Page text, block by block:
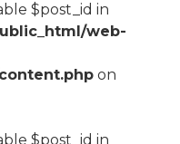
$post_id in
web-
on
$post_id in